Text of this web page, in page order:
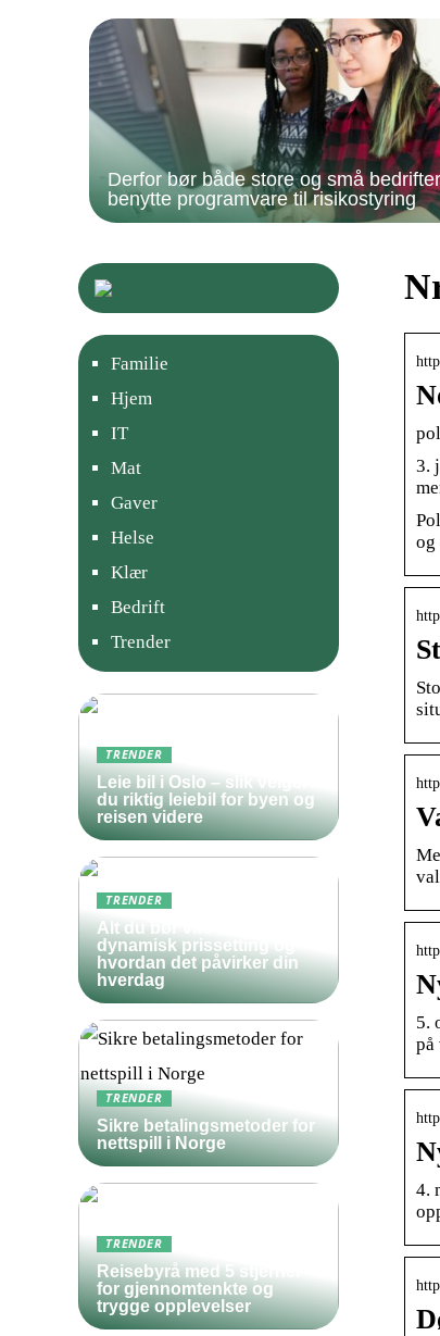
Derfor bør både store og små bedrifter
benytte programvare til risikostyring
3.
og
5.
på
4.
Familie
Hjem
IT
Mat
Gaver
Helse
Klær
Bedrift
Trender
TRENDER
Leie bil i Oslo – slik velger
du riktig leiebil for byen og
reisen videre
TRENDER
Alt du bør vite om
dynamisk prissetting og
hvordan det påvirker din
hverdag
TRENDER
Sikre betalingsmetoder for
nettspill i Norge
TRENDER
Reisebyrå med 5 stjerner
for gjennomtenkte og
trygge opplevelser